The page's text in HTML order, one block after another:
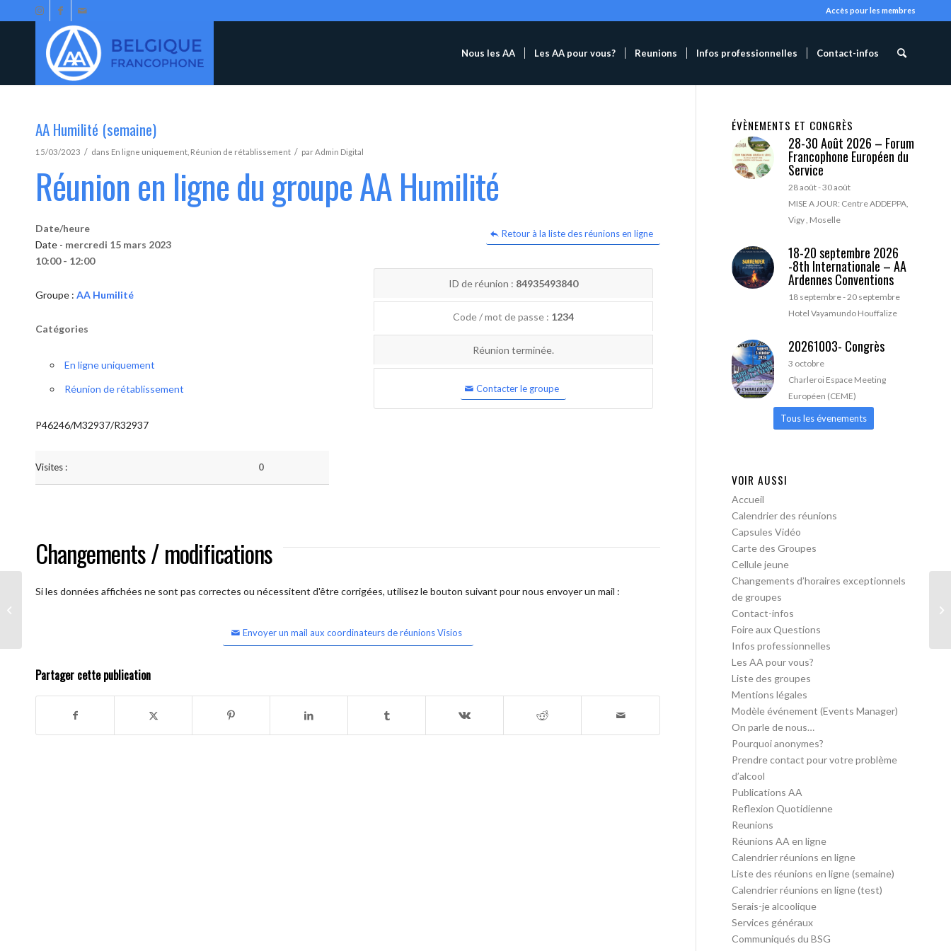
Accès pour les membres
Nous les AA Les AA pour vous? Reunions Infos professionnelles Contact-infos
AA Humilité (semaine)
15/03/2023 / dans En ligne uniquement Réunion de rétablissement / parAdmin Digital
Réunion en ligne du groupe AA Humilité
Retour à la liste des réunions en ligne
Date/heure
Date - mercredi 15 mars 2023
10:00 - 12:00
Groupe : AA Humilité
Catégories
En ligne uniquement
Réunion de rétablissement
P46246/M32937/R32937
Visites : 0
ID de réunion : 84935493840
Code / mot de passe : 1234
Réunion terminée.
Contacter le groupe
Changements / modifications
Si les données affichées ne sont pas correctes ou nécessitent d'être corrigées, utilisez le bouton suivant pour nous envoyer un mail :
Envoyer un mail aux coordinateurs de réunions Visios
Partager cette publication
ÉVÈNEMENTS ET CONGRÈS
28-30 Août 2026 – Forum
Francophone Européen du
Service
28 août-30 août
MISE A JOUR: Centre ADDEPPA,
Vigy , Moselle
18-20 septembre 2026
-8th Internationale – AA
Ardennes Conventions
18 septembre-20 septembre
Hotel Vayamundo Houffalize
20261003- Congrès
3 octobre
Charleroi Espace Meeting
Européen (CEME)
Tous les évenements
VOIR AUSSI
Accueil
Calendrier des réunions
Capsules Vidéo
Carte des Groupes
Cellule jeune
Changements d’horaires exceptionnels
de groupes
Contact-infos
Foire aux Questions
Infos professionnelles
Les AA pour vous?
Liste des groupes
Mentions légales
Modèle événement (Events Manager)
On parle de nous…
Pourquoi anonymes?
Prendre contact pour votre problème
d’alcool
Publications AA
Reflexion Quotidienne
Reunions
Réunions AA en ligne
Calendrier réunions en ligne
Liste des réunions en ligne (semaine)
Calendrier réunions en ligne (test)
Serais-je alcoolique
Services généraux
Communiqués du BSG